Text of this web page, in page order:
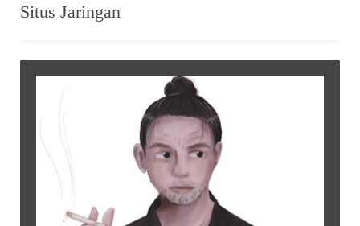
Situs Jaringan